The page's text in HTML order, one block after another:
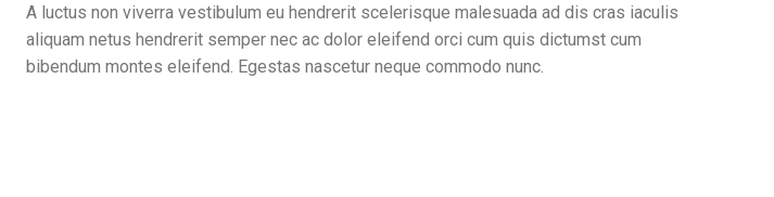
A luctus non viverra vestibulum eu hendrerit scelerisque malesuada ad dis cras iaculis
aliquam netus hendrerit semper nec ac dolor eleifend orci cum quis dictumst cum
bibendum montes eleifend. Egestas nascetur neque commodo nunc.